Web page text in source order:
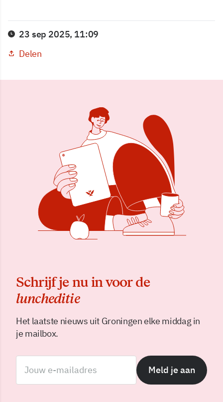
23 sep 2025, 11:09
Delen
Schrijf je nu in voor de
luncheditie
Het laatste nieuws uit Groningen elke middag in
je mailbox.
Meld je aan